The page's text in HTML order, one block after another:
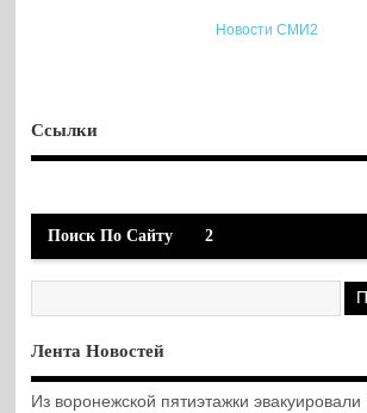
Новости СМИ2
Ссылки
Поиск По Сайту 2
Лента Новостей
Из воронежской пятиэтажки эвакуировали